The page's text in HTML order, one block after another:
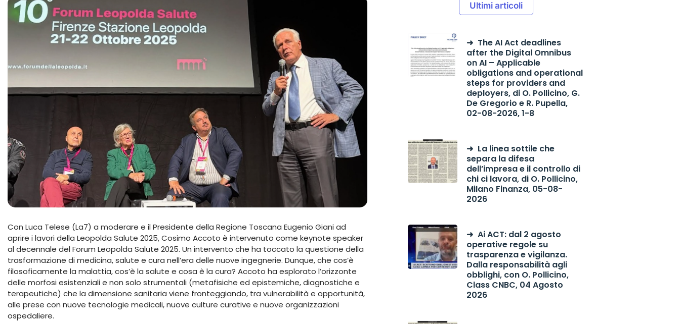
Con Luca Telese (La7) a moderare e il Presidente della Regione Toscana Eugenio Giani ad
aprire i lavori della Leopolda Salute 2025, Cosimo Accoto è intervenuto come keynote speaker
al decennale del Forum Leopolda Salute 2025. Un intervento che ha toccato la questione della
trasformazione di medicina, salute e cura nell’era delle nuove ingegnerie. Dunque, che cos’è
filosoficamente la malattia, cos’è la salute e cosa è la cura? Accoto ha esplorato l’orizzonte
delle morfosi esistenziali e non solo strumentali (metafisiche ed epistemiche, diagnostiche e
terapeutiche) che la dimensione sanitaria viene fronteggiando, tra vulnerabilità e opportunità,
alle prese con nuove tecnologie medicali, nuove culture curative e nuove organizzazioni
ospedaliere.
Ultimi articoli
The AI Act deadlines
after the Digital Omnibus
on AI – Applicable
obligations and operational
steps for providers and
deployers, di O. Pollicino, G.
De Gregorio e R. Pupella,
02-08-2026, 1-8
La linea sottile che
separa la difesa
dell’impresa e il controllo di
chi ci lavora, di O. Pollicino,
Milano Finanza, 05-08-
2026
Ai ACT: dal 2 agosto
operative regole su
trasparenza e vigilanza.
Dalla responsabilità agli
obblighi, con O. Pollicino,
Class CNBC, 04 Agosto
2026